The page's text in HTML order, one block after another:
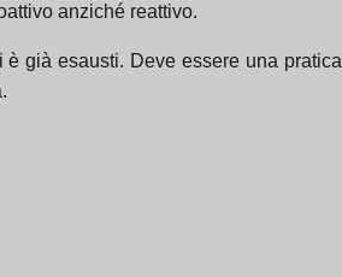
anziché reattivo.
già esausti. Deve essere una